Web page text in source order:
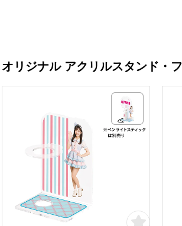
オリジナル アクリルスタンド・